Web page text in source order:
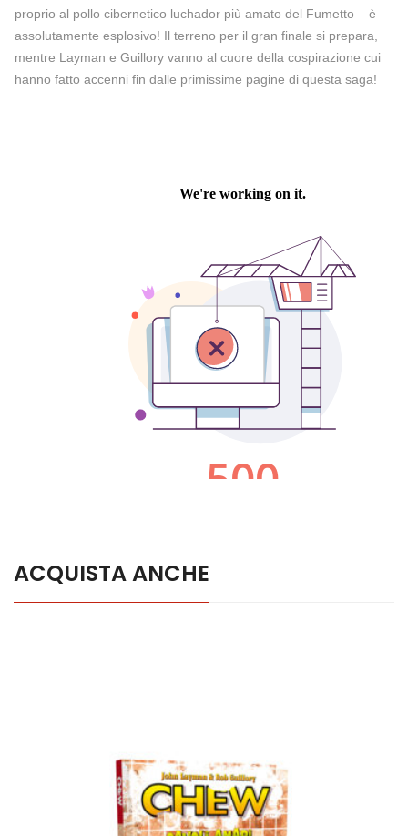
proprio al pollo cibernetico luchador più amato del Fumetto – è
assolutamente esplosivo! Il terreno per il gran finale si prepara,
mentre Layman e Guillory vanno al cuore della cospirazione cui
hanno fatto accenni fin dalle primissime pagine di questa saga!
ACQUISTA ANCHE